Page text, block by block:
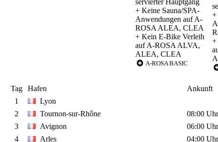
+ Keine Sauna/SPA-
Anwendungen auf A-
ROSA ALEA, CLEA
+ Kein E-Bike Verleih
auf A-ROSA ALVA,
ALEA, CLEA
A-ROSA BASIC
+
+
Tag Hafen
Ankunft
1
Lyon
2
Tournon-sur-Rhône
08:00 Uhr
3
Avignon
06:00 Uhr
4
Arles 04:00 Uhr